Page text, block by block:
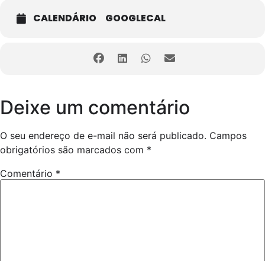
CALENDÁRIO GOOGLECAL
Deixe um comentário
O seu endereço de e-mail não será publicado. Campos
obrigatórios são marcados com *
Comentário *